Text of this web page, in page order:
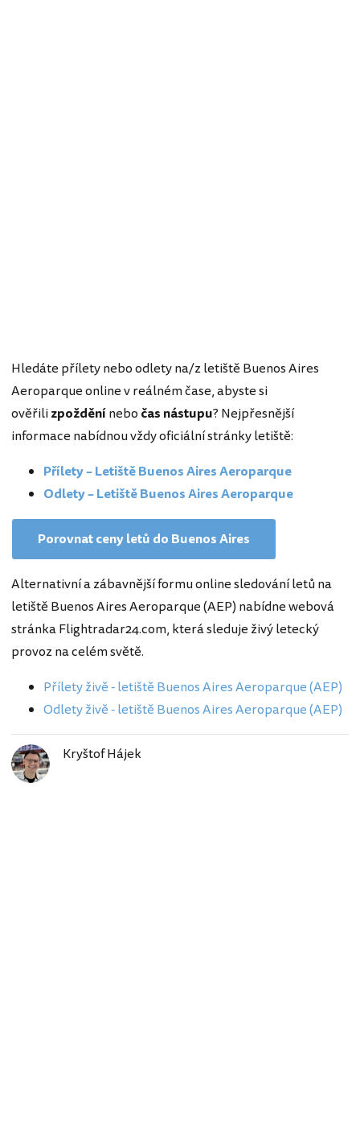
Hledáte přílety nebo odlety na/z letiště Buenos Aires
Aeroparque online v reálném čase, abyste si
ověřilizpožděnínebo čas nástupu? Nejpřesnější
informace nabídnou vždy oficiální stránky letiště:
Přílety – Letiště Buenos Aires Aeroparque
Odlety – Letiště Buenos Aires Aeroparque
Porovnat ceny letů do Buenos Aires
Alternativní a zábavnější formu online sledování letů na
letiště Buenos Aires Aeroparque (AEP) nabídne webová
stránka Flightradar24.com, která sleduje živý letecký
provoz na celém světě.
Přílety živě - letiště Buenos Aires Aeroparque (AEP)
Odlety živě - letiště Buenos Aires Aeroparque (AEP)
Kryštof Hájek